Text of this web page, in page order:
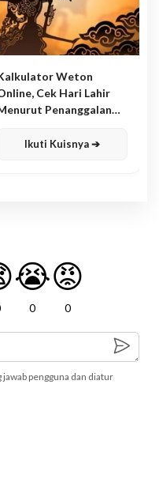
Weton
Cek Hari Lahir
Penanggalan
Ikuti Kuisnya ➔
😭
0
😡
0
pengguna dan diatur